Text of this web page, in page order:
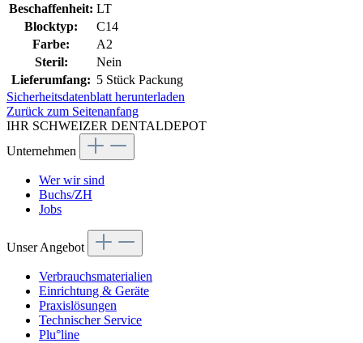
Beschaffenheit: LT
Blocktyp:
C14
Farbe:
A2
Steril:
Nein
Lieferumfang: 5 Stück Packung
Sicherheitsdatenblatt herunterladen
Zurück zum Seitenanfang
IHR SCHWEIZER DENTALDEPOT
Unternehmen
Wer wir sind
Buchs/ZH
Jobs
Unser Angebot
Verbrauchsmaterialien
Einrichtung & Geräte
Praxislösungen
Technischer Service
Plu°line